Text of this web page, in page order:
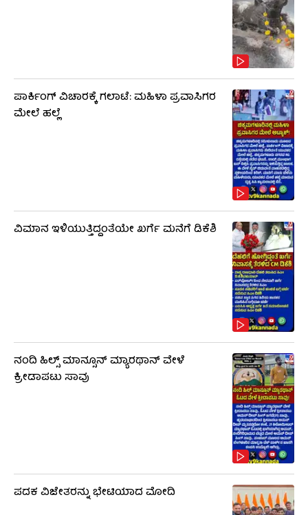
ಪಾರ್ಕಿಂಗ್ ವಿಚಾರಕ್ಕೆ ಗಲಾಟೆ: ಮಹಿಳಾ ಪ್ರವಾಸಿಗರ
ಮೇಲೆ ಹಲ್ಲೆ
ವಿಮಾನ ಇಳಿಯುತ್ತಿದ್ದಂತೆಯೇ ಖರ್ಗೆ ಮನೆಗೆ ಡಿಕೆಶಿ
ನಂದಿ ಹಿಲ್ಸ್​​ ಮಾನ್ಸೂನ್​ ಮ್ಯಾರಥಾನ್​ ವೇಳೆ
ಕ್ರೀಡಾಪಟು ಸಾವು
ಪದಕ ವಿಜೇತರನ್ನು ಭೇಟಿಯಾದ ಮೋದಿ